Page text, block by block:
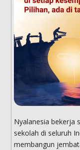
Nyalanesia bekerja
sekolah di seluruh
membangun